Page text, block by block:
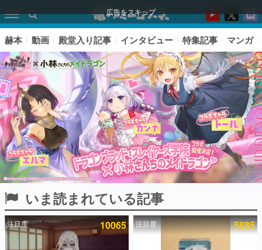
広告をスキップ
ピックアップ
電ファミのいま読まれている記事ランキング
赫本 動画 殿堂入り記事 インタビュー 特集記事 マンガ
いま読まれている記事
注目度 10065 注目度 5885